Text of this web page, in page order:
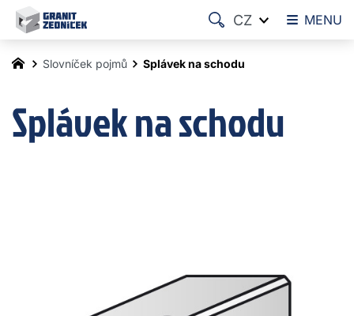
Slovníček pojmů Splávek na schodu
Splávek na schodu
MENU
CZ